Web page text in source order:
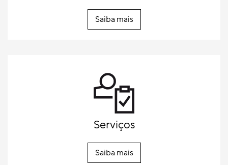
Saiba mais
Serviços
Saiba mais